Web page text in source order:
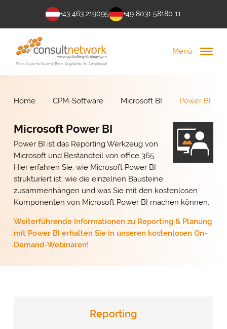
+43 463 219095 +49 8031 58180 11
Menü
Home CPM-Software Microsoft BI Power BI
Microsoft Power BI
Power BI ist das Reporting Werkzeug von
Microsoft und Bestandteil von office 365.
Hier erfahren Sie, wie Microsoft Power BI
strukturiert ist, wie die einzelnen Bausteine
zusammenhängen und was Sie mit den kostenlosen
Komponenten von Microsoft Power BI machen können.
Weiterführende Informationen zu Reporting & Planung
mit Power BI erhalten Sie in unseren kostenlosen On-
Demand-Webinaren!
Reporting